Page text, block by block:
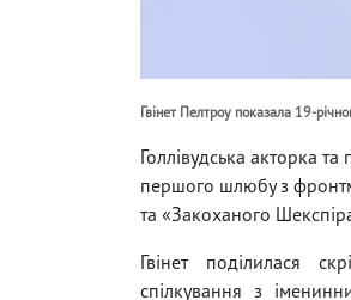
Гвінет Пелтроу показала 19-
Голлівудська акторка
першого шлюбу з
та «Закоханого
Гвінет поділилася
спілкування з